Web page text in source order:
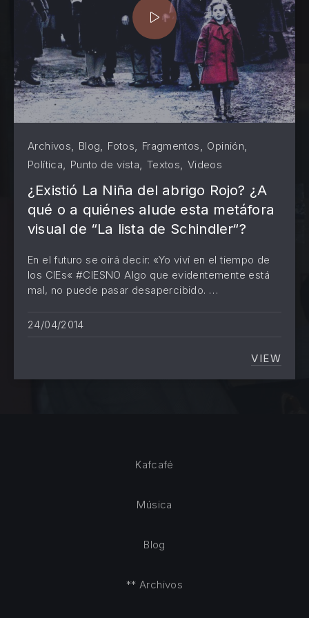
Archivos, Blog, Fotos, Fragmentos, Opinión,
Política, Punto de vista, Textos, Videos
¿Existió La Niña del abrigo Rojo? ¿A
qué o a quiénes alude esta metáfora
visual de “La lista de Schindler“?
En el futuro se oirá decir: «Yo viví en el tiempo de
los CIEs« #CIESNO Algo que evidentemente está
mal, no puede pasar desapercibido. …
24/04/2014
VIEW
Kafcafé
Música
Blog
** Archivos
PREVIOUS